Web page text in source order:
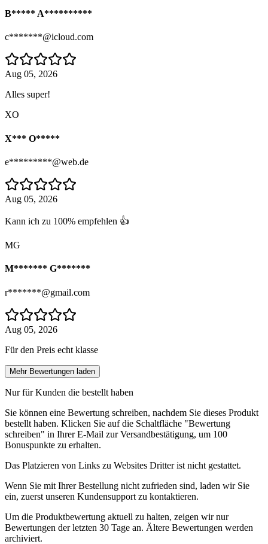
B***** A**********
c*******@icloud.com
Aug 05, 2026
Alles super!
XO
X*** O*****
e*********@web.de
Aug 05, 2026
Kann ich zu 100% empfehlen 👍
MG
M******* G*******
r*******@gmail.com
Aug 05, 2026
Für den Preis echt klasse
Mehr Bewertungen laden
Nur für Kunden die bestellt haben
Sie können eine Bewertung schreiben, nachdem Sie dieses Produkt
bestellt haben. Klicken Sie auf die Schaltfläche "Bewertung
schreiben" in Ihrer E-Mail zur Versandbestätigung, um 100
Bonuspunkte zu erhalten.
Das Platzieren von Links zu Websites Dritter ist nicht gestattet.
Wenn Sie mit Ihrer Bestellung nicht zufrieden sind, laden wir Sie
ein, zuerst unseren Kundensupport zu kontaktieren.
Um die Produktbewertung aktuell zu halten, zeigen wir nur
Bewertungen der letzten 30 Tage an. Ältere Bewertungen werden
archiviert.